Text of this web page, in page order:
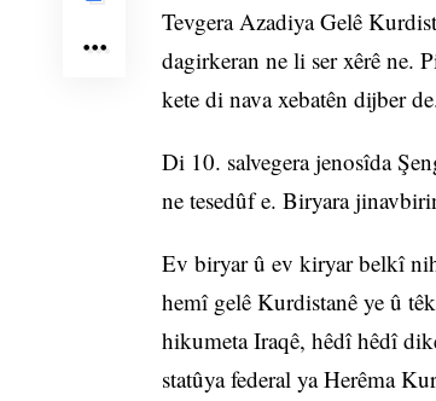
Tevgera Azadiya Gelê
dagirkeran ne li ser xêrê ne.
kete di nava xebatên dijber
Di 10. salvegera jenosîda
ne tesedûf e. Biryara
Ev biryar û ev kiryar belkî
hemî gelê Kurdistanê ye û
hikumeta Iraqê, hêdî hêdî
statûya federal ya Herêma